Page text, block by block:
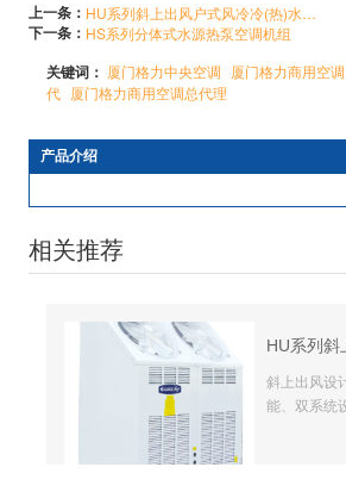
上一条： HU系列斜上出风户式风冷冷(热)水空调机组
下一条： HS系列分体式水源热泵空调机组
关键词： 厦门格力中央空调 厦门格力商用空调
代 厦门格力商用空调总代理
产品介绍
相关推荐
斜上出风设
能、双系统